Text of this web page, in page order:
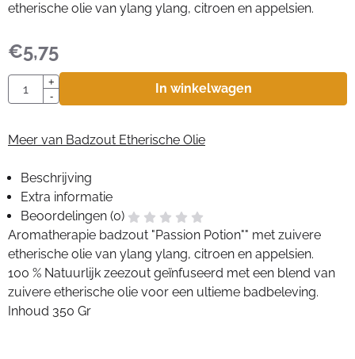
etherische olie van ylang ylang, citroen en appelsien.
€5,75
Aantal
+
-
In winkelwagen
Meer van Badzout Etherische Olie
Beschrijving
Extra informatie
Beoordelingen (0)
Aromatherapie badzout "Passion Potion"" met zuivere
etherische olie van ylang ylang, citroen en appelsien.
100 % Natuurlijk zeezout geïnfuseerd met een blend van
zuivere etherische olie voor een ultieme badbeleving.
Inhoud 350 Gr